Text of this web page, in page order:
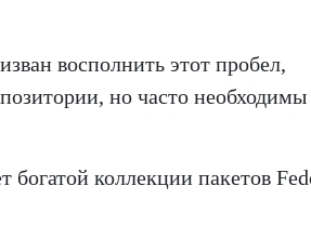
восполнить этот пробел,
но часто необходимы
богатой коллекции пакетов